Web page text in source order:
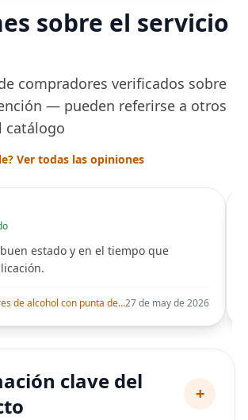
sobre el servicio
compradores verificados sobre
— pueden referirse a otros
catálogo
Ver todas las opiniones
estado y en el tiempo que
Ohuhu Marcadores de alcohol con punta de pincel – Juego de marcadores artísticos de doble punta con certificación AP para artistas adultos27 de may de 2026
clave del
+